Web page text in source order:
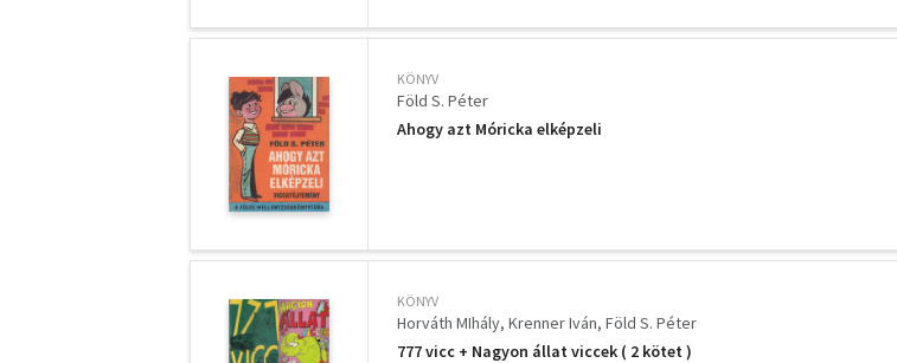
KÖNYV
Föld S. Péter
Ahogy azt Móricka elképzeli
KÖNYV
Horváth MIhály Krenner Iván Föld S. Péter
777 vicc + Nagyon állat viccek ( 2 kötet )